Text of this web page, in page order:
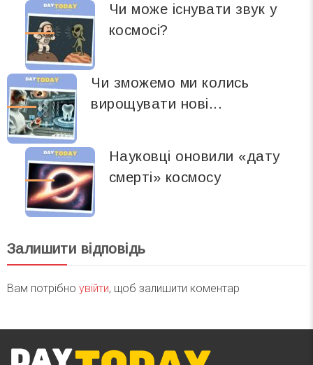
Чи може існувати звук у
космосі?
Чи зможемо ми колись
вирощувати нові...
Науковці оновили «дату
смерті» космосу
Залишити відповідь
Вам потрібно увійти, щоб залишити коментар